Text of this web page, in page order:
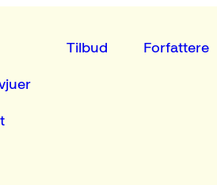
Tilbud Forfattere